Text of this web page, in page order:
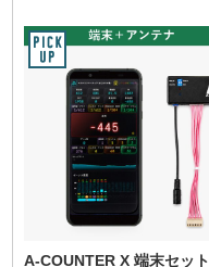
A-COUNTER X 端末セット